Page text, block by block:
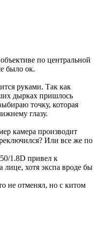
по центральной
было ок.
руками. Так как
дырках пришлось
точку, которая
глазу.
камера производит
Или все же по
1.8D привел к
лице, хотя экспа вроде бы
не отменял, но с китом